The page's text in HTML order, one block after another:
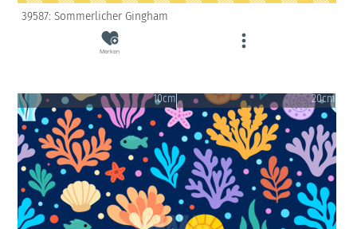
39587: Sommerlicher Gingham
Merken
10cm 20cm